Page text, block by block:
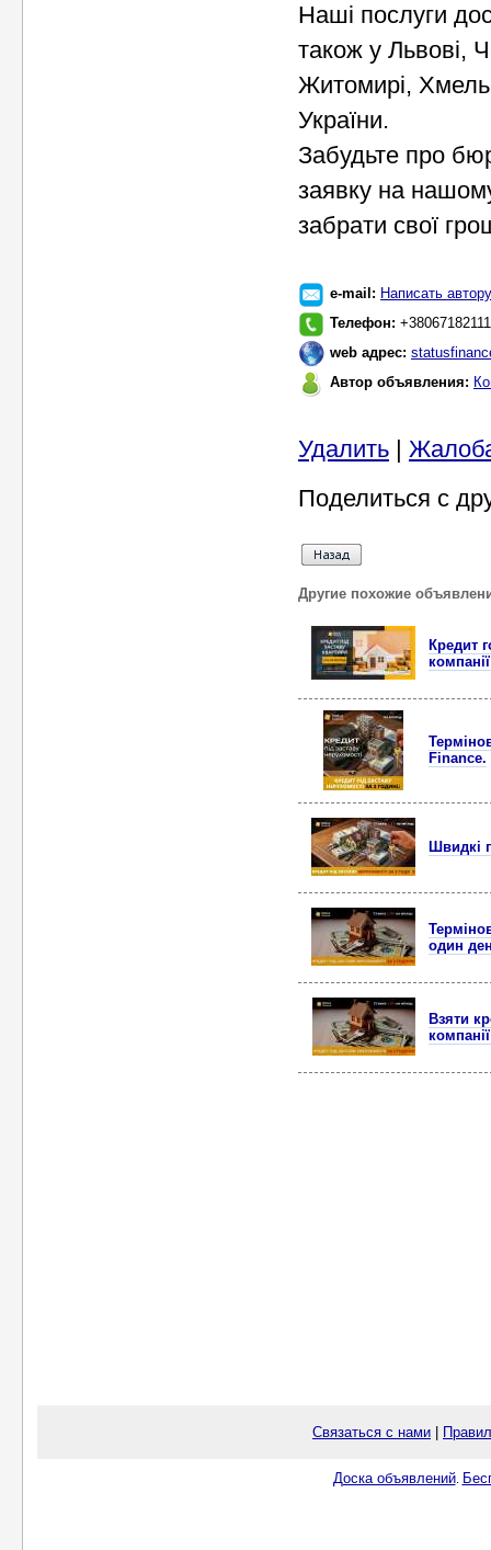
Наші послуги
також у Львові,
Житомирі,
України.
Забудьте про
заявку на
забрати свої
e-mail: Написать автору
Телефон:
web адрес:
Автор объявления:
Удалить |
Поделиться с
Другие похожие
Кредит
Finance.
Швидкі
один
Взяти
Связаться с нами
Доска объявлений.